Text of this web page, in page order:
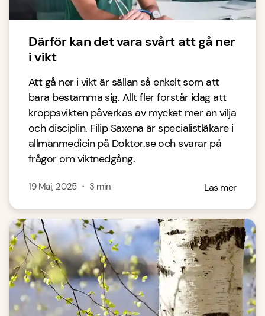
Därför kan det vara svårt att gå ner
i vikt
Att gå ner i vikt är sällan så enkelt som att
bara bestämma sig. Allt fler förstår idag att
kroppsvikten påverkas av mycket mer än vilja
och disciplin. Filip Saxena är specialistläkare i
allmänmedicin på Doktor.se och svarar på
frågor om viktnedgång.
19 Maj, 2025・ 3 min Läs mer